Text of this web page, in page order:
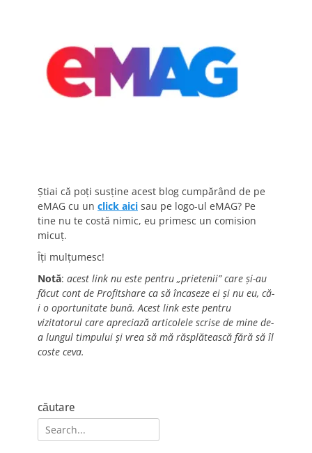
Știai că poți susține acest blog cumpărând de pe
eMAG cu un click aici sau pe logo-ul eMAG? Pe
tine nu te costă nimic, eu primesc un comision
micuț.
Îți mulțumesc!
Notă: acest link nu este pentru „prietenii” care și-au
făcut cont de Profitshare ca să încaseze ei și nu eu, că-
i o oportunitate bună. Acest link este pentru
vizitatorul care apreciază articolele scrise de mine de-
a lungul timpului și vrea să mă răsplătească fără să îl
coste ceva.
căutare
Search
for: